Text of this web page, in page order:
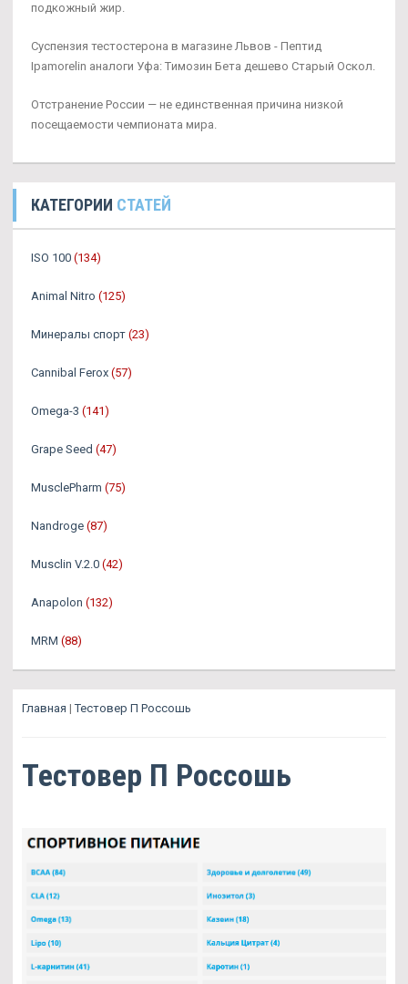
подкожный жир.
Суспензия тестостерона в магазине Львов - Пептид
Ipamorelin аналоги Уфа: Tимозин Бета дешево Старый Оскол.
Отстранение России — не единственная причина низкой
посещаемости чемпионата мира.
КАТЕГОРИИ СТАТЕЙ
ISO 100 (134)
Animal Nitro (125)
Минералы спорт (23)
Cannibal Ferox (57)
Omega-3 (141)
Grape Seed (47)
MusclePharm (75)
Nandroge (87)
Musclin V.2.0 (42)
Anapolon (132)
MRM (88)
Главная |Тестовер П Россошь
Тестовер П Россошь